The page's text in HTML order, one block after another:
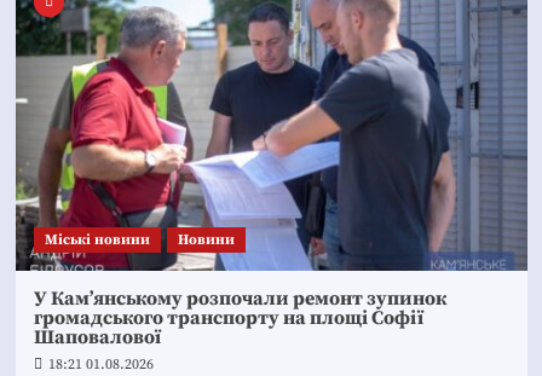
Mіські новини Новини
У Кам’янському розпочали ремонт зупинок
громадського транспорту на площі Софії
Шаповалової
18:21 01.08.2026